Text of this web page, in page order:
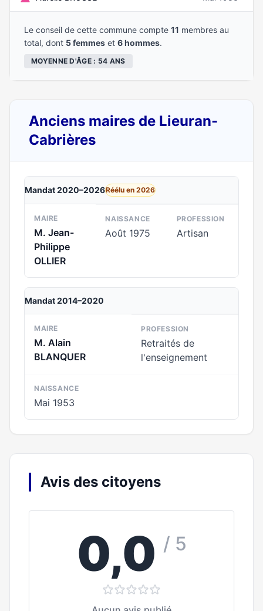
Le conseil de cette commune compte 11 membres au
total, dont 5 femmes et 6 hommes.
MOYENNE D'ÂGE : 54 ANS
Anciens maires de Lieuran-
Cabrières
Mandat 2020–2026Réélu en 2026
MAIRE
M. Jean-
Philippe
OLLIER
NAISSANCE
Août 1975
PROFESSION
Artisan
Mandat 2014–2020
MAIRE
M. Alain
BLANQUER
PROFESSION
Retraités de
l'enseignement
NAISSANCE
Mai 1953
Avis des citoyens
0,0 / 5